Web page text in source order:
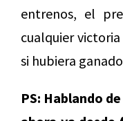
entrenos, el
cualquier
si hubiera
PS: Hablando